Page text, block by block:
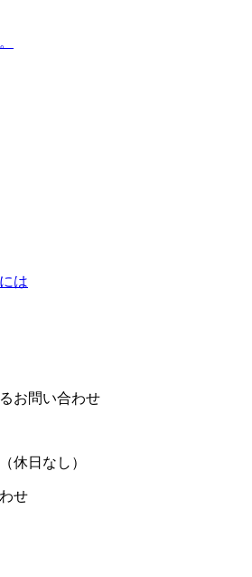
は
お問い合わせ
休日なし）
せ